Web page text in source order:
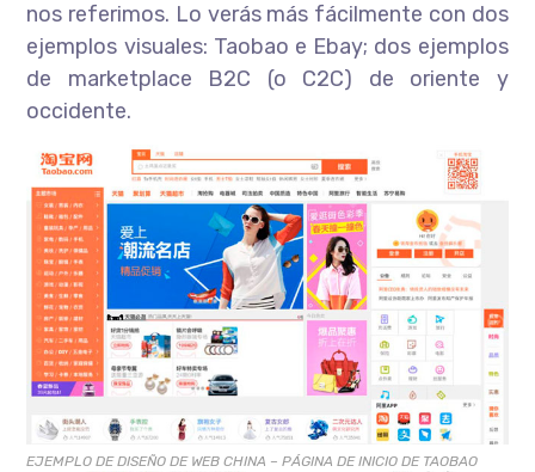
nos referimos. Lo verás más fácilmente con dos
ejemplos visuales: Taobao e Ebay; dos ejemplos
de marketplace B2C (o C2C) de oriente y
occidente.
EJEMPLO DE DISEÑO DE WEB CHINA – PÁGINA DE INICIO DE TAOBAO